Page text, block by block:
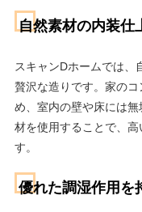
自然素材の内装仕
スキャンDホームでは、
贅沢な造りです。家の
め、室内の壁や床には
材を使用することで、
す。
優れた調湿作用を